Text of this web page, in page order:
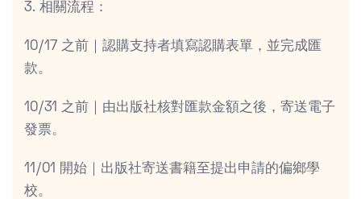
3. 相關流程：
10/17 之前｜認購支持者填寫認購表單，並完成匯
款。
10/31 之前｜由出版社核對匯款金額之後，寄送電子
發票。
11/01 開始｜出版社寄送書籍至提出申請的偏鄉學
校。